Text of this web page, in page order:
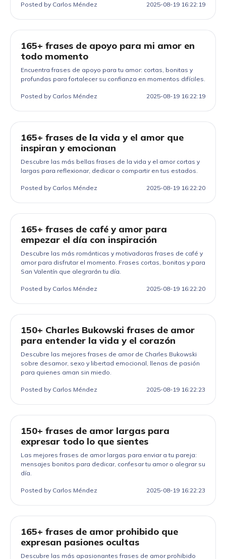
Posted by Carlos Méndez 2025-08-19 16:22:19
165+ frases de apoyo para mi amor en
todo momento
Encuentra frases de apoyo para tu amor: cortas, bonitas y
profundas para fortalecer su confianza en momentos difíciles.
Posted by Carlos Méndez 2025-08-19 16:22:19
165+ frases de la vida y el amor que
inspiran y emocionan
Descubre las más bellas frases de la vida y el amor cortas y
largas para reflexionar, dedicar o compartir en tus estados.
Posted by Carlos Méndez 2025-08-19 16:22:20
165+ frases de café y amor para
empezar el día con inspiración
Descubre las más románticas y motivadoras frases de café y
amor para disfrutar el momento. Frases cortas, bonitas y para
San Valentín que alegrarán tu día.
Posted by Carlos Méndez 2025-08-19 16:22:20
150+ Charles Bukowski frases de amor
para entender la vida y el corazón
Descubre las mejores frases de amor de Charles Bukowski
sobre desamor, sexo y libertad emocional, llenas de pasión
para quienes aman sin miedo.
Posted by Carlos Méndez 2025-08-19 16:22:23
150+ frases de amor largas para
expresar todo lo que sientes
Las mejores frases de amor largas para enviar a tu pareja:
mensajes bonitos para dedicar, confesar tu amor o alegrar su
día.
Posted by Carlos Méndez 2025-08-19 16:22:23
165+ frases de amor prohibido que
expresan pasiones ocultas
Descubre las más apasionantes frases de amor prohibido